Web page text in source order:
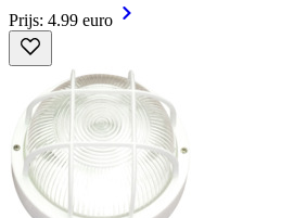
Prijs: 4.99 euro